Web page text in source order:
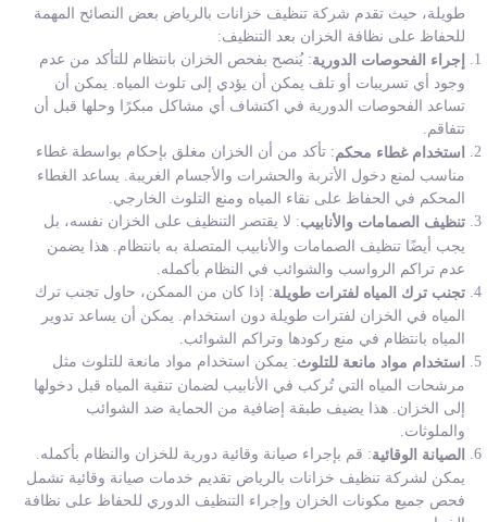
طويلة، حيث تقدم شركة تنظيف خزانات بالرياض بعض النصائح المهمة
للحفاظ على نظافة الخزان بعد التنظيف:
إجراء الفحوصات الدورية: يُنصح بفحص الخزان بانتظام للتأكد من عدم
وجود أي تسريبات أو تلف يمكن أن يؤدي إلى تلوث المياه. يمكن أن
تساعد الفحوصات الدورية في اكتشاف أي مشاكل مبكرًا وحلها قبل أن
تتفاقم.
استخدام غطاء محكم: تأكد من أن الخزان مغلق بإحكام بواسطة غطاء
مناسب لمنع دخول الأتربة والحشرات والأجسام الغريبة. يساعد الغطاء
المحكم في الحفاظ على نقاء المياه ومنع التلوث الخارجي.
تنظيف الصمامات والأنابيب: لا يقتصر التنظيف على الخزان نفسه، بل
يجب أيضًا تنظيف الصمامات والأنابيب المتصلة به بانتظام. هذا يضمن
عدم تراكم الرواسب والشوائب في النظام بأكمله.
تجنب ترك المياه لفترات طويلة: إذا كان من الممكن، حاول تجنب ترك
المياه في الخزان لفترات طويلة دون استخدام. يمكن أن يساعد تدوير
المياه بانتظام في منع ركودها وتراكم الشوائب.
استخدام مواد مانعة للتلوث: يمكن استخدام مواد مانعة للتلوث مثل
مرشحات المياه التي تُركب في الأنابيب لضمان تنقية المياه قبل دخولها
إلى الخزان. هذا يضيف طبقة إضافية من الحماية ضد الشوائب
والملوثات.
الصيانة الوقائية: قم بإجراء صيانة وقائية دورية للخزان والنظام بأكمله.
يمكن لشركة تنظيف خزانات بالرياض تقديم خدمات صيانة وقائية تشمل
فحص جميع مكونات الخزان وإجراء التنظيف الدوري للحفاظ على نظافة